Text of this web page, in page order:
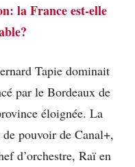
la France est-elle
Tapie dominait
par le Bordeaux de
éloignée. La
pouvoir de Canal+,
d’orchestre, Raï en